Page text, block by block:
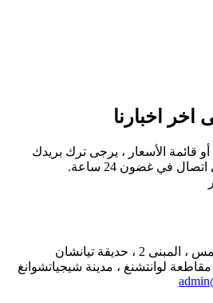
اخبارنا
قائمة الأسعار ، يرجى ترك بريدك
في غضون 24 ساعة.
3 وحدة ، الطابق الخامس ، المبنى 2 ، حديقة تيانشان
مقاطعة لوانتشنغ ، مدينة شيجياتشوانغ